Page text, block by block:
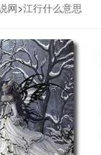
网>江行什么意思